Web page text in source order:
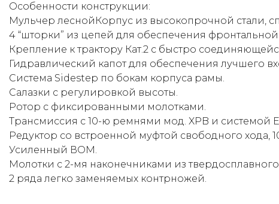
Особенности конструкции:
Мульчер леснойКорпус из высокопрочной стали,
4 “шторки” из цепей для обеспечения
Крепление к трактору Кат.2 с быстро
Гидравлический капот для обеспечения лучшего
Система Sidestep по бокам корпуса рамы.
Салазки с регулировкой высоты.
Ротор с фиксированными молотками.
Трансмиссия с 10-ю ремнями мод. XPB и системой
Редуктор со встроенной муфтой свободного хода,
Усиленный ВОМ.
Молотки с 2-мя наконечниками из твердосплавного
2 ряда легко заменяемых контрножей.